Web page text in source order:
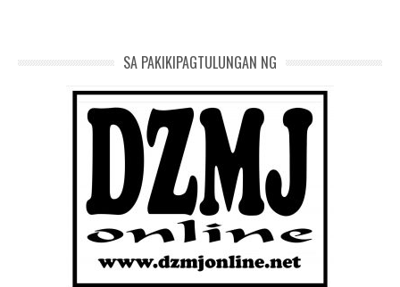
SA PAKIKIPAGTULUNGAN NG